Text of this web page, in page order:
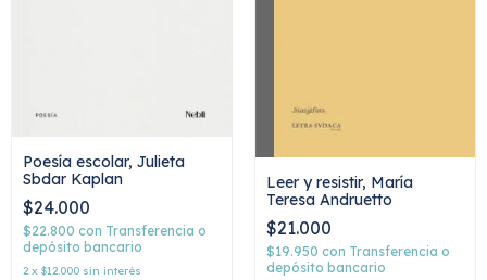
Poesía escolar, Julieta
Sbdar Kaplan
$24.000
$22.800 con Transferencia o
depósito bancario
2 x $12.000 sin interés
Leer y resistir, María
Teresa Andruetto
$21.000
$19.950 con Transferencia o
depósito bancario